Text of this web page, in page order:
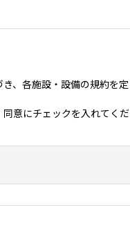
、各施設・設備の規約を定
意にチェックを入れてくだ